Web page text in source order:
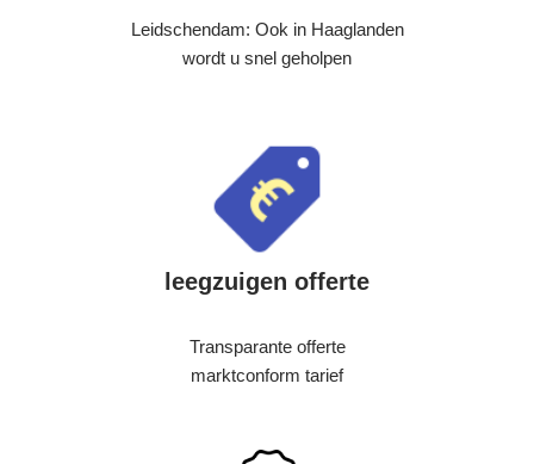
Leidschendam: Ook in Haaglanden
wordt u snel geholpen
leegzuigen offerte
Transparante offerte
marktconform tarief